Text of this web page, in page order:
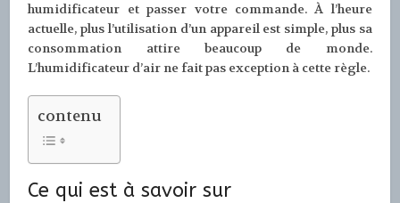
humidificateur et passer votre commande. À l’heure
actuelle, plus l’utilisation d’un appareil est simple, plus sa
consommation attire beaucoup de monde.
L’humidificateur d’air ne fait pas exception à cette règle.
contenu
Ce qui est à savoir sur